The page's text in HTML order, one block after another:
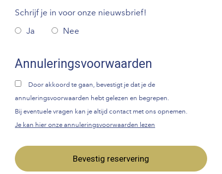
Schrijf je in voor onze nieuwsbrief!
Ja
Nee
Annuleringsvoorwaarden
Door akkoord te gaan, bevestigt je dat je de
annuleringsvoorwaarden hebt gelezen en begrepen.
Bij eventuele vragen kan je altijd contact met ons opnemen.
Je kan hier onze annuleringsvoorwaarden lezen
Bevestig reservering